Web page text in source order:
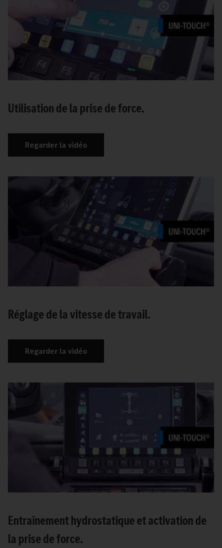
Utilisation de la prise de force.
Regarder la vidéo
Réglage de la vitesse de travail.
Regarder la vidéo
Entraînement hydrostatique et activation de
la prise de force.